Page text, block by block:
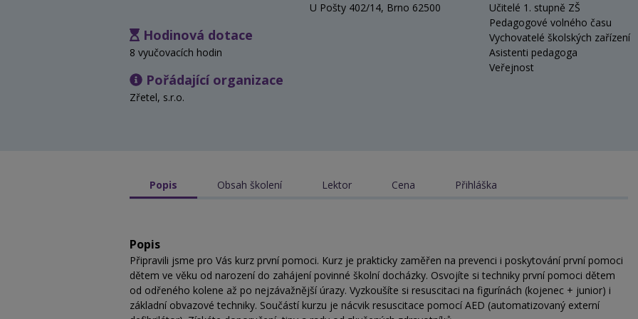
U Pošty 402/14, Brno 62500
Hodinová dotace
8 vyučovacích hodin
Pořádající organizace
Zřetel, s.r.o.
Učitelé 1. stupně ZŠ
Pedagogové volného času
Vychovatelé školských zařízení
Asistenti pedagoga
Veřejnost
Popis Obsah školení Lektor Cena Přihláška
Popis
Připravili jsme pro Vás kurz první pomoci. Kurz je prakticky zaměřen na prevenci i poskytování první pomoci
dětem ve věku od narození do zahájení povinné školní docházky. Osvojíte si techniky první pomoci dětem
od odřeného kolene až po nejzávažnější úrazy. Vyzkoušíte si resuscitaci na figurínách (kojenec + junior) i
základní obvazové techniky. Součástí kurzu je nácvik resuscitace pomocí AED (automatizovaný externí